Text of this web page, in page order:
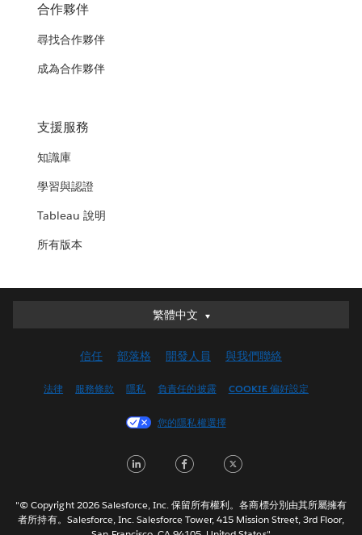
合作夥伴
尋找合作夥伴
成為合作夥伴
支援服務
知識庫
學習與認證
Tableau 說明
所有版本
繁體中文
繁體中文
English (UK)
Français (Canada)
Italiano
한국어
信任 部落格 開發人員 與我們聯絡
法律 服務條款 隱私 負責任的披露 COOKIE 偏好設定
您的隱私權選擇
LinkedInFacebook
"© Copyright 2026 Salesforce, Inc. 保留所有權利。各商標分別由其所屬擁有
者所持有。Salesforce, Inc. Salesforce Tower, 415 Mission Street, 3rd Floor,